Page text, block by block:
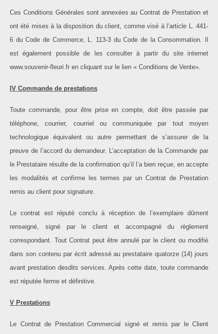
Ces Conditions Générales sont annexées au Contrat de Prestation et
ont été mises à la disposition du client, comme visé à l’article L. 441-
6 du Code de Commerce, L. 113-3 du Code de la Consommation. Il
est également possible de les consulter à partir du site internet
www.souvenir-fleuri.fr en cliquant sur le lien « Conditions de Vente».
IV Commande de prestations
Toute commande, pour être prise en compte, doit être passée par
téléphone, courrier, courriel ou communiquée par tout moyen
technologique équivalent ou autre permettant de s’assurer de la
preuve de l’accord du demandeur. L’acceptation de la Commande par
le Prestataire résulte de la confirmation qu’il l’a bien reçue, en accepte
les modalités et confirme les termes par un Contrat de Prestation
remis au client pour signature.
Le contrat est réputé conclu à réception de l’exemplaire dûment
renseigné, signé par le client et accompagné du règlement
correspondant. Tout Contrat peut être annulé par le client ou modifié
dans son contenu par écrit adressé au prestataire quatorze (14) jours
avant prestation desdits services. Après cette date, toute commande
est réputée ferme et définitive.
V Prestations
Le Contrat de Prestation Commercial signé et remis par le Client